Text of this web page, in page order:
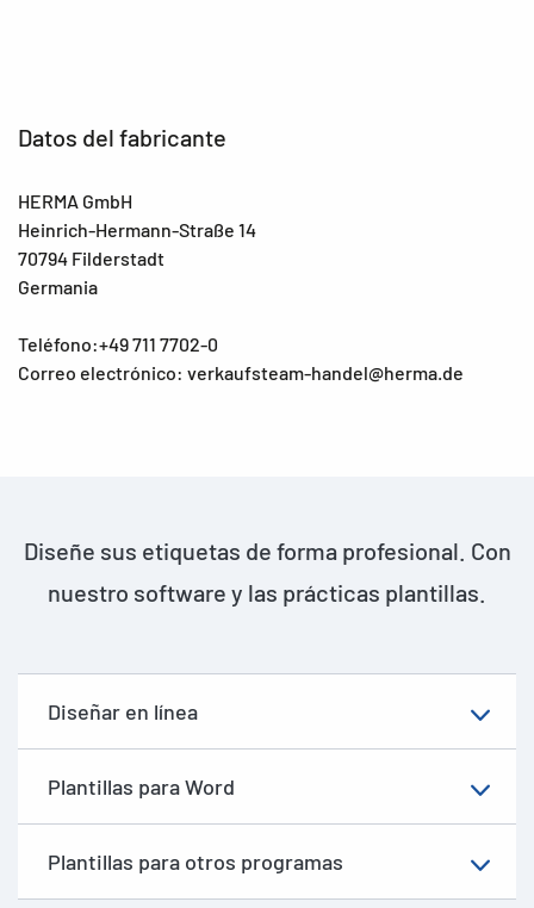
Datos del fabricante
HERMA GmbH
Heinrich-Hermann-Straße 14
70794 Filderstadt
Germania
Teléfono:+49 711 7702-0
Correo electrónico: verkaufsteam-handel@herma.de
Diseñe sus etiquetas de forma profesional. Con
nuestro software y las prácticas plantillas.
Diseñar en línea
Plantillas para Word
Plantillas para otros programas